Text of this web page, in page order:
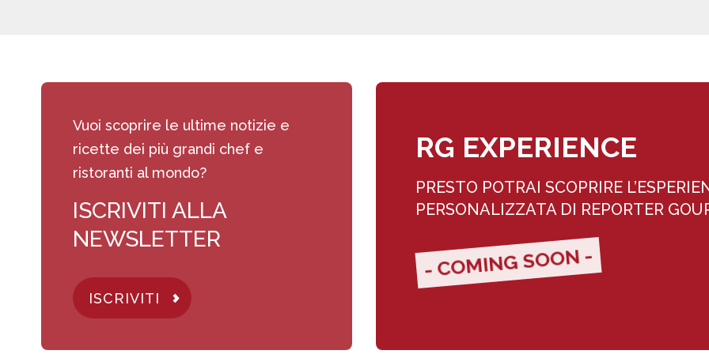
Vuoi scoprire le ultime notizie e
ricette dei più grandi chef e
ristoranti al mondo?
ISCRIVITI ALLA
NEWSLETTER
ISCRIVITI
RG EXPERIENCE
PRESTO POTRAI SCOPRIRE
PERSONALIZZATA DI REPORTER
- COMING SOON -